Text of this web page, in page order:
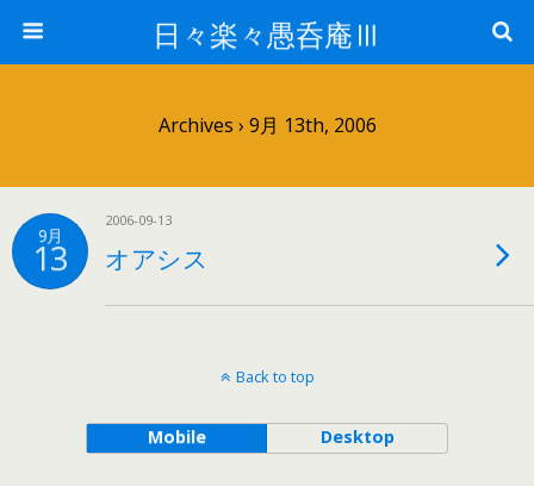
日々楽々愚呑庵Ⅲ
Archives › 9月 13th, 2006
9月
13
2006-09-13
オアシス
Back to top
Mobile Desktop